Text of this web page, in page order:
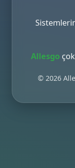
Allesgo
© 2026